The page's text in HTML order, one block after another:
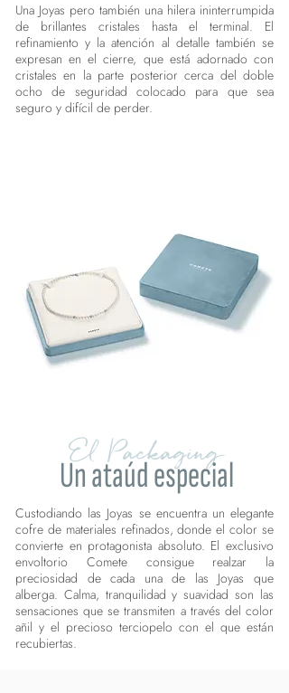
Una Joyas pero también una hilera ininterrumpida
de brillantes cristales hasta el terminal. El
refinamiento y la atención al detalle también se
expresan en el cierre, que está adornado con
cristales en la parte posterior cerca del doble
ocho de seguridad colocado para que sea
seguro y difícil de perder.
El Packaging
Un ataúd especial
Custodiando las Joyas se encuentra un elegante
cofre de materiales refinados, donde el color se
convierte en protagonista absoluto. El exclusivo
envoltorio Comete consigue realzar la
preciosidad de cada una de las Joyas que
alberga. Calma, tranquilidad y suavidad son las
sensaciones que se transmiten a través del color
añil y el precioso terciopelo con el que están
recubiertas.